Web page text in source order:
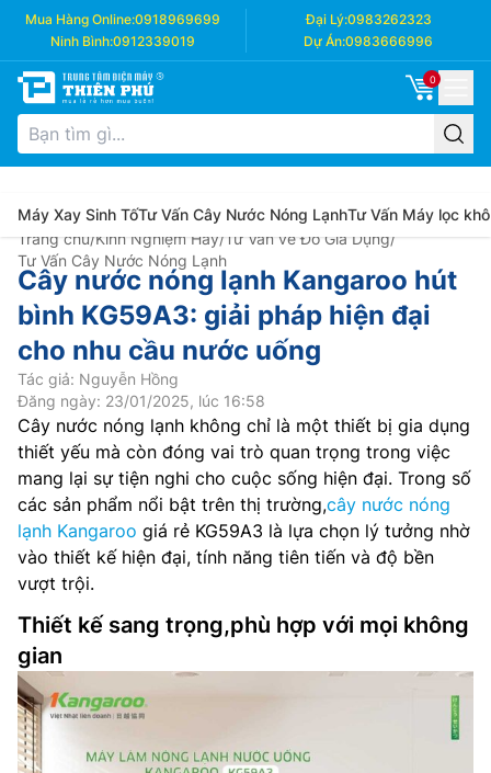
Mua Hàng Online:0918969699 Đại Lý:0983262323
Ninh Bình:0912339019 Dự Án:0983666996
0
Máy Xay Sinh TốTư Vấn Cây Nước Nóng LạnhTư Vấn Máy lọc
Trang chủ/Kinh Nghiệm Hay/Tư Vấn về Đồ Gia Dụng/
Tư Vấn Cây Nước Nóng Lạnh
Cây nước nóng lạnh Kangaroo hút
bình KG59A3: giải pháp hiện đại
cho nhu cầu nước uống
Tác giả: Nguyễn Hồng
Đăng ngày: 23/01/2025, lúc 16:58
Cây nước nóng lạnh không chỉ là một thiết bị gia dụng
thiết yếu mà còn đóng vai trò quan trọng trong việc
mang lại sự tiện nghi cho cuộc sống hiện đại. Trong số
các sản phẩm nổi bật trên thị trường,cây nước nóng
lạnh Kangaroo giá rẻ KG59A3 là lựa chọn lý tưởng nhờ
vào thiết kế hiện đại, tính năng tiên tiến và độ bền
vượt trội.
Thiết kế sang trọng,phù hợp với mọi không
gian